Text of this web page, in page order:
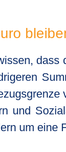
und
um eine